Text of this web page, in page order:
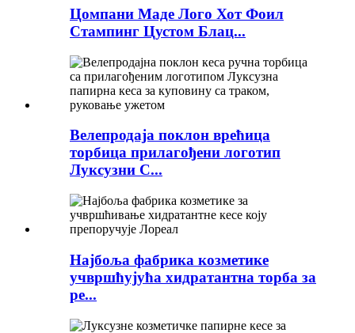
Цомпани Маде Лого Хот Фоил
Стампинг Цустом Блац...
Велепродаја поклон врећица
торбица прилагођени логотип
Луксузни С...
Најбоља фабрика козметике
учвршћујућа хидратантна торба за
ре...